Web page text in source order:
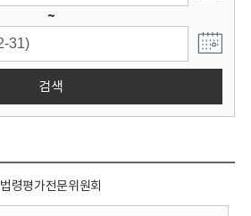
~
검색
법령평가전문위원회